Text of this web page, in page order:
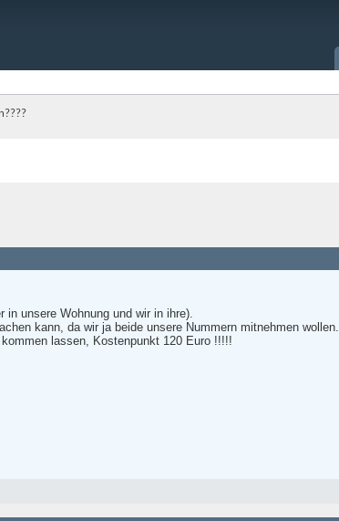
unsere Wohnung und wir in ihre).
kann, da wir ja beide unsere Nummern mitnehmen wollen.
lassen, Kostenpunkt 120 Euro !!!!!